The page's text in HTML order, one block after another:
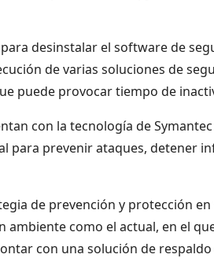
desinstalar el software de
de varias soluciones de
puede provocar tiempo de
con la tecnología de
para prevenir ataques, detener
de prevención y protección en
ambiente como el actual, en el
con una solución de